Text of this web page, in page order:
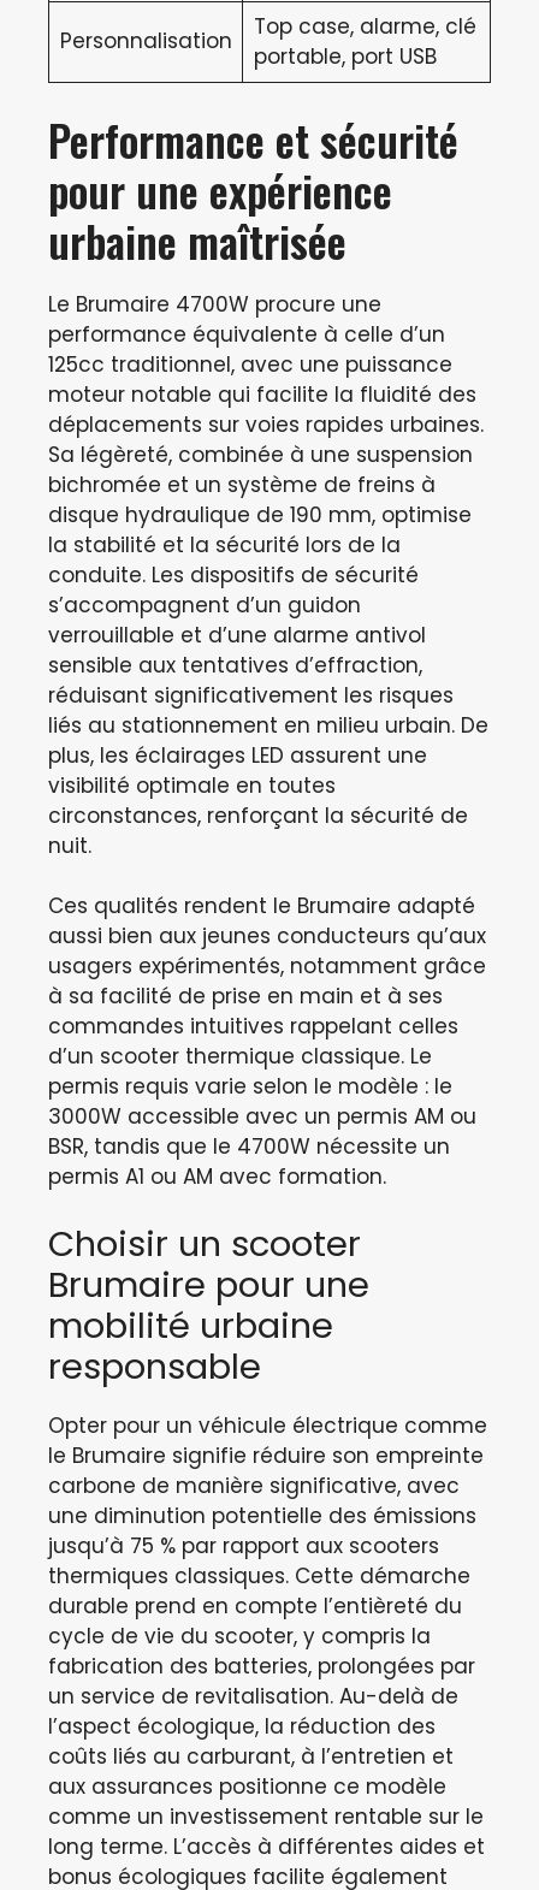
Personnalisation
Top case, alarme, clé
portable, port USB
Performance et sécurité
pour une expérience
urbaine maîtrisée
Le Brumaire 4700W procure une
performance équivalente à celle d’un
125cc traditionnel, avec une puissance
moteur notable qui facilite la fluidité des
déplacements sur voies rapides urbaines.
Sa légèreté, combinée à une suspension
bichromée et un système de freins à
disque hydraulique de 190 mm, optimise
la stabilité et la sécurité lors de la
conduite. Les dispositifs de sécurité
s’accompagnent d’un guidon
verrouillable et d’une alarme antivol
sensible aux tentatives d’effraction,
réduisant significativement les risques
liés au stationnement en milieu urbain. De
plus, les éclairages LED assurent une
visibilité optimale en toutes
circonstances, renforçant la sécurité de
nuit.
Ces qualités rendent le Brumaire adapté
aussi bien aux jeunes conducteurs qu’aux
usagers expérimentés, notamment grâce
à sa facilité de prise en main et à ses
commandes intuitives rappelant celles
d’un scooter thermique classique. Le
permis requis varie selon le modèle : le
3000W accessible avec un permis AM ou
BSR, tandis que le 4700W nécessite un
permis A1 ou AM avec formation.
Choisir un scooter
Brumaire pour une
mobilité urbaine
responsable
Opter pour un véhicule électrique comme
le Brumaire signifie réduire son empreinte
carbone de manière significative, avec
une diminution potentielle des émissions
jusqu’à 75 % par rapport aux scooters
thermiques classiques. Cette démarche
durable prend en compte l’entièreté du
cycle de vie du scooter, y compris la
fabrication des batteries, prolongées par
un service de revitalisation. Au-delà de
l’aspect écologique, la réduction des
coûts liés au carburant, à l’entretien et
aux assurances positionne ce modèle
comme un investissement rentable sur le
long terme. L’accès à différentes aides et
bonus écologiques facilite également